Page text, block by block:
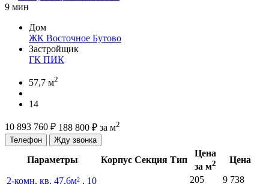
9 мин
Дом
ЖК Восточное Бутово
Застройщик
ГК ПИК
57,7 м2
14
10 893 760 ₽ 188 800 ₽ за м2
Телефон
Жду звонка
Параметры Корпус Секция Тип
Цена
за м2 Цена
2-комн. кв. 47,6м² , 10
205
9 738